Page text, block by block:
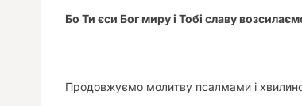
Бо Ти єси Бог миру і Тобі славу
Продовжуємо молитву псалмами і